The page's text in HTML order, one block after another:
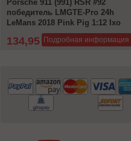
Porsche 911 (991) RSR #92
победитель LMGTE-Pro 24h
LeMans 2018 Pink Pig 1:12 Ixo
134,95 € 149,95 €
Подробная информация